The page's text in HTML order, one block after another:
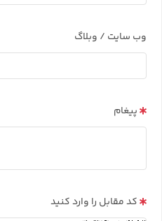
وب سایت / وبلاگ
پیغام
کد مقابل را وارد کنید